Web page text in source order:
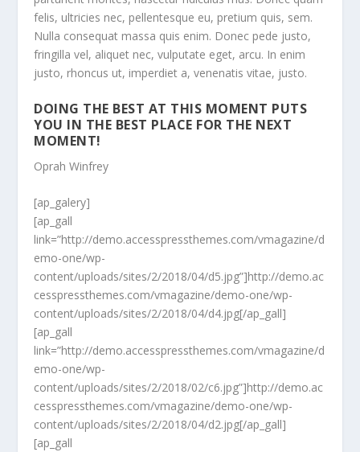
felis, ultricies nec, pellentesque eu, pretium quis, sem.
Nulla consequat massa quis enim. Donec pede justo,
fringilla vel, aliquet nec, vulputate eget, arcu. In enim
justo, rhoncus ut, imperdiet a, venenatis vitae, justo.
DOING THE BEST AT THIS MOMENT PUTS
YOU IN THE BEST PLACE FOR THE NEXT
MOMENT!
Oprah Winfrey
[ap_galery]
[ap_gall
link=”http://demo.accesspressthemes.com/vmagazine/d
emo-one/wp-
content/uploads/sites/2/2018/04/d5.jpg”]http://demo.ac
cesspressthemes.com/vmagazine/demo-one/wp-
content/uploads/sites/2/2018/04/d4.jpg[/ap_gall]
[ap_gall
link=”http://demo.accesspressthemes.com/vmagazine/d
emo-one/wp-
content/uploads/sites/2/2018/02/c6.jpg”]http://demo.ac
cesspressthemes.com/vmagazine/demo-one/wp-
content/uploads/sites/2/2018/04/d2.jpg[/ap_gall]
[ap_gall